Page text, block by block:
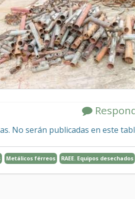
No serán publicadas en este
Metálicos férreos RAEE. Equipos desechados